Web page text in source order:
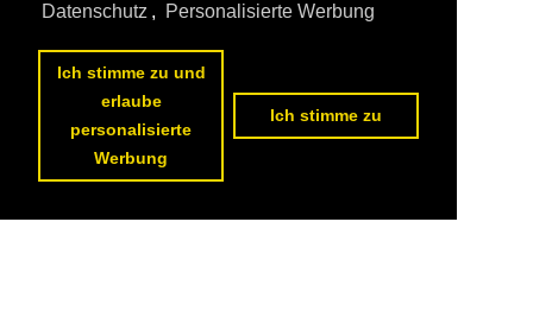
Datenschutz , Personalisierte Werbung
Ich stimme zu und
erlaube
personalisierte
Werbung
Ich stimme zu